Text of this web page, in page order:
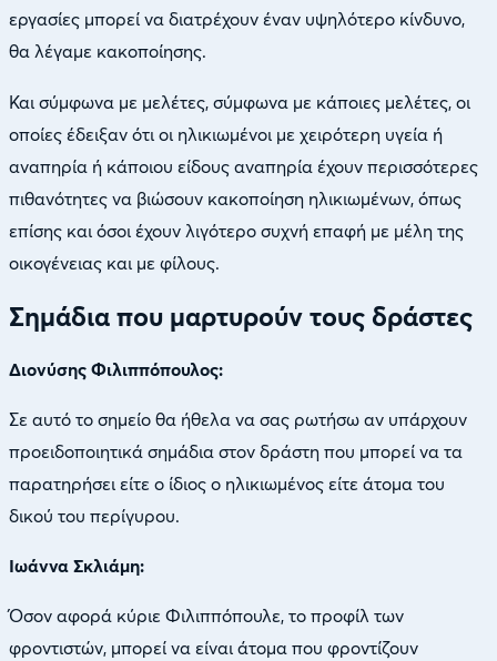
εργασίες μπορεί να διατρέχουν έναν υψηλότερο κίνδυνο,
θα λέγαμε κακοποίησης.
Και σύμφωνα με μελέτες, σύμφωνα με κάποιες μελέτες, οι
οποίες έδειξαν ότι οι ηλικιωμένοι με χειρότερη υγεία ή
αναπηρία ή κάποιου είδους αναπηρία έχουν περισσότερες
πιθανότητες να βιώσουν κακοποίηση ηλικιωμένων, όπως
επίσης και όσοι έχουν λιγότερο συχνή επαφή με μέλη της
οικογένειας και με φίλους.
Σημάδια που μαρτυρούν τους δράστες
Διονύσης Φιλιππόπουλος:
Σε αυτό το σημείο θα ήθελα να σας ρωτήσω αν υπάρχουν
προειδοποιητικά σημάδια στον δράστη που μπορεί να τα
παρατηρήσει είτε ο ίδιος ο ηλικιωμένος είτε άτομα του
δικού του περίγυρου.
Ιωάννα Σκλιάμη:
Όσον αφορά κύριε Φιλιππόπουλε, το προφίλ των
φροντιστών, μπορεί να είναι άτομα που φροντίζουν